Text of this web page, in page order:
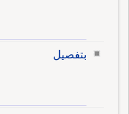
بتفصيل